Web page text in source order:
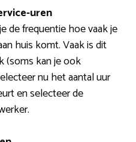
uren
de frequentie hoe vaak je
huis komt. Vaak is dit
(soms kan je ook
nu het aantal uur
en selecteer de